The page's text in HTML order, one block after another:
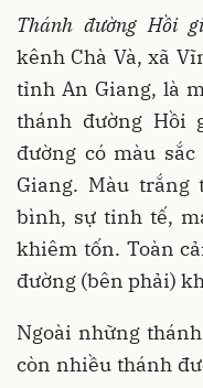
Thánh đường Hồi
kênh Chà Và, xã
tỉnh An Giang, là
thánh đường Hồi
đường có màu
Giang. Màu trắng
bình, sự tinh tế,
khiêm tốn. Toàn
đường (bên phải)
Ngoài những
còn nhiều thánh